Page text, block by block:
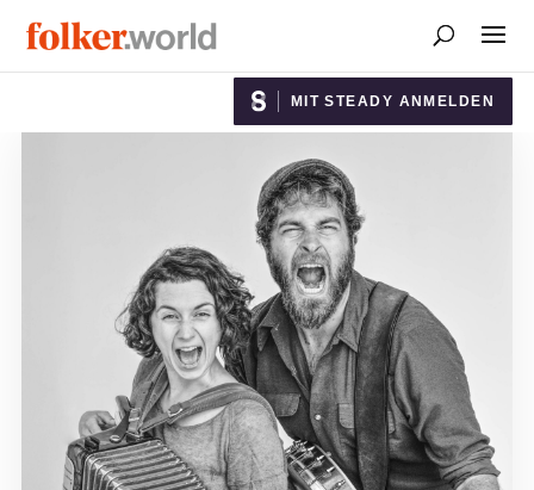
MIT STEADY ANMELDEN